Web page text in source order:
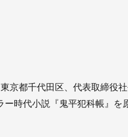
京都千代田区、代表取締役
時代小説『鬼平犯科帳』を